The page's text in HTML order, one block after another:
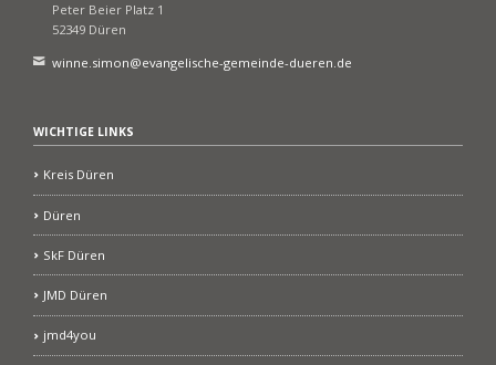
Peter Beier Platz 1
52349 Düren
winne.simon@evangelische-gemeinde-dueren.de
WICHTIGE LINKS
Kreis Düren
Düren
SkF Düren
JMD Düren
jmd4you